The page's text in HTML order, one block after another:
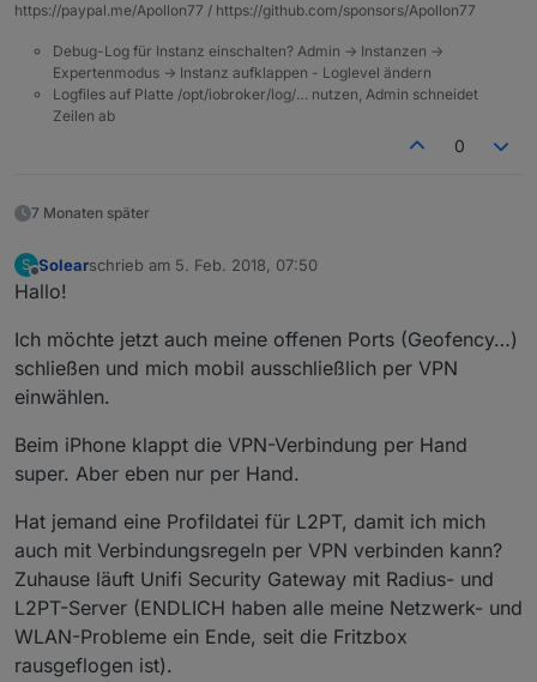
https://paypal.me/Apollon77 / https://github.com/sponsors/Apollon77
Debug-Log für Instanz einschalten? Admin -> Instanzen ->
Expertenmodus -> Instanz aufklappen - Loglevel ändern
Logfiles auf Platte /opt/iobroker/log/… nutzen, Admin schneidet
Zeilen ab
0
7 Monaten später
S
Offline
Solearschrieb am 5. Feb. 2018, 07:50
zuletzt editiert von
Hallo!
Ich möchte jetzt auch meine offenen Ports (Geofency…)
schließen und mich mobil ausschließlich per VPN
einwählen.
Beim iPhone klappt die VPN-Verbindung per Hand
super. Aber eben nur per Hand.
Hat jemand eine Profildatei für L2PT, damit ich mich
auch mit Verbindungsregeln per VPN verbinden kann?
Zuhause läuft Unifi Security Gateway mit Radius- und
L2PT-Server (ENDLICH haben alle meine Netzwerk- und
WLAN-Probleme ein Ende, seit die Fritzbox
rausgeflogen ist).